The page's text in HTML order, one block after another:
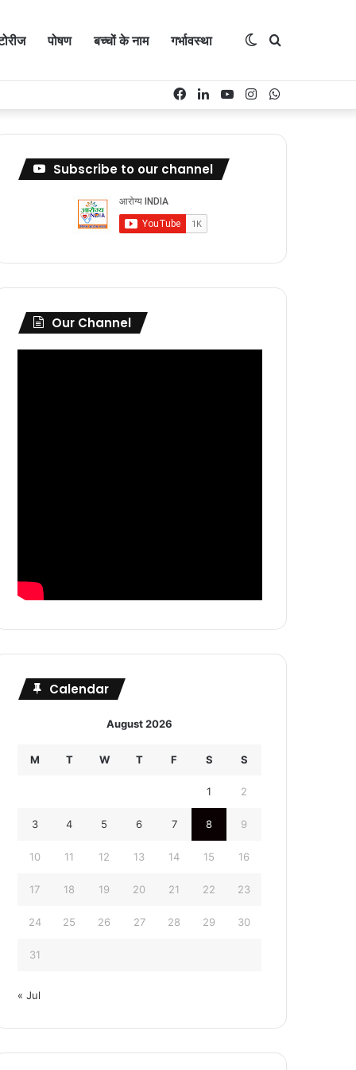
पोषण बच्चों के नाम गर्भावस्था Search
Switch
Instagram
YouTube
LinkedIn
Facebook
Subscribe to our channel
Our Channel
Calendar
August 2026
M T W T F S S
1 2
3 4 5 6 7 8 9
10 11 12 13 14 15 16
17 18 19 20 21 22 23
24 25 26 27 28 29 30
31
« Jul